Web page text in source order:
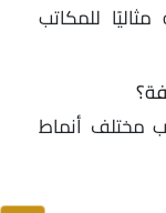
للمكاتب
مختلف أنماط